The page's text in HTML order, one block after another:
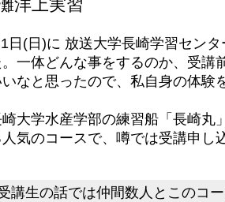
洋上実習
日(日)に 放送大学長崎学習セン
一体どんな事をするのか、受講
なと思ったので、私自身の体験
大学水産学部の練習船「長崎丸
気のコースで、噂では受講申し
講生の話では仲間数人とこのコ